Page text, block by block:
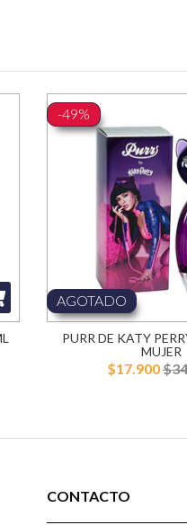
-49%
AGOTADO
PURR DE KATY
MUJER
$17.900
CONTACTO